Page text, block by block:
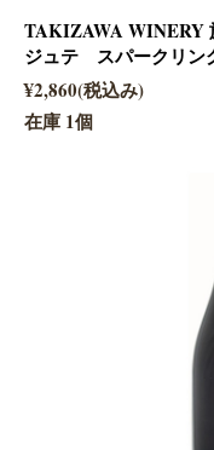
TAKIZAWA WINERY
ジュテ スパークリン
¥2,860(税込み)
在庫 1個